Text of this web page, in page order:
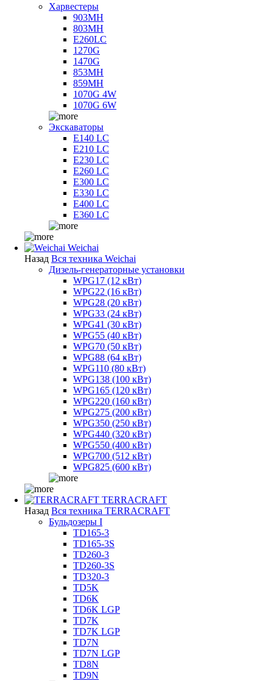
Харвестеры
903MH
803MH
E260LC
1270G
1470G
853MH
859MH
1070G 4W
1070G 6W
Экскаваторы
E140 LC
E210 LC
E230 LC
E260 LC
E300 LC
E330 LC
E400 LC
E360 LC
Weichai
Назад Вся техника Weichai
Дизель-генераторные установки
WPG17 (12 кВт)
WPG22 (16 кВт)
WPG28 (20 кВт)
WPG33 (24 кВт)
WPG41 (30 кВт)
WPG55 (40 кВт)
WPG70 (50 кВт)
WPG88 (64 кВт)
WPG110 (80 кВт)
WPG138 (100 кВт)
WPG165 (120 кВт)
WPG220 (160 кВт)
WPG275 (200 кВт)
WPG350 (250 кВт)
WPG440 (320 кВт)
WPG550 (400 кВт)
WPG700 (512 кВт)
WPG825 (600 кВт)
TERRACRAFT
Назад Вся техника TERRACRAFT
Бульдозеры I
TD165-3
TD165-3S
TD260-3
TD260-3S
TD320-3
TD5K
TD6K
TD6K LGP
TD7K
TD7K LGP
TD7N
TD7N LGP
TD8N
TD9N